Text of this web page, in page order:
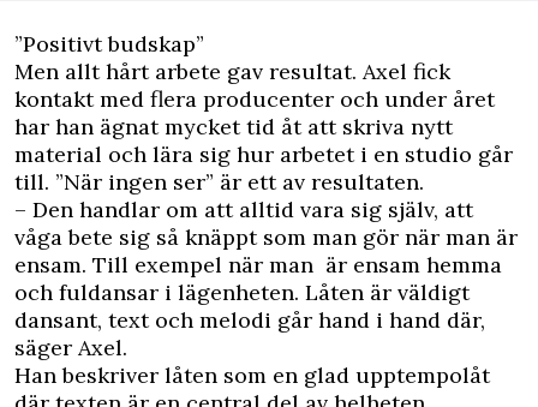
”Positivt budskap”
Men allt hårt arbete gav resultat. Axel fick
kontakt med flera producenter och under året
har han ägnat mycket tid åt att skriva nytt
material och lära sig hur arbetet i en studio går
till. ”När ingen ser” är ett av resultaten.
– Den handlar om att alltid vara sig själv, att
våga bete sig så knäppt som man gör när man är
ensam. Till exempel när man är ensam hemma
och fuldansar i lägenheten. Låten är väldigt
dansant, text och melodi går hand i hand där,
säger Axel.
Han beskriver låten som en glad upptempolåt